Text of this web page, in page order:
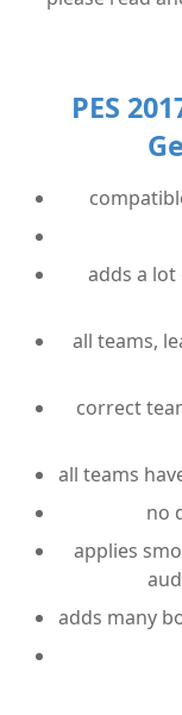
PES
adds a
all teams,
correct
all teams
no
applies
adds many